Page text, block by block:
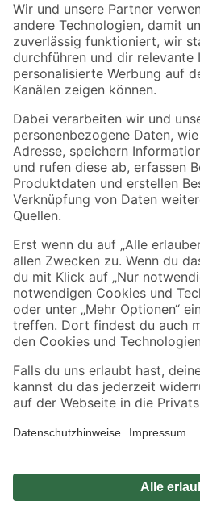
Der toom Newsletter: Keine Angebote und
Zur Newsletter Anmeldung
Folge uns
Zahlungsarten
Sicher einkaufen
Jetzt die toom-App herunterladen
Alle Preisangaben in EUR inkl. gesetzl. MwSt..
Umständen nicht in allen Märkten verfügbar. Die
Produkte nur solange der Vorrat reicht.
*Paketversand ab 59 € versandkostenfrei, gilt
Privatsphäre